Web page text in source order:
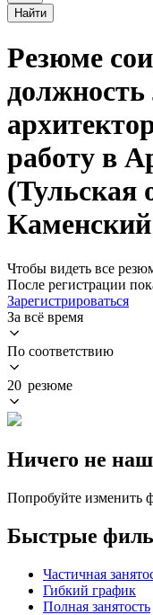
Найти
Резюме
работу в
(Тульская
Чтобы видеть все
После регистрации
Зарегистрироваться
За всё время
По соответствию
20 резюме
Ничего не
Попробуйте изменить
Быстрые
Частичная
Гибкий график
Полная занятость